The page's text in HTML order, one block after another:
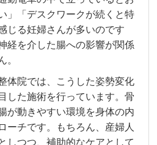
」「デスクワークが続くと特
じる妊婦さんが多いのです
経を介した腸への影響が関係
。
体院では、こうした姿勢変化
した施術を行っています。骨
が動きやすい環境を身体の内
ーチです。もちろん、産婦人
しつつ、補助的なケアとして